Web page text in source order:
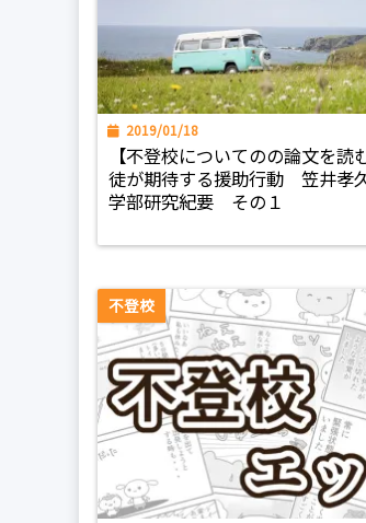
2019/01/18
【不登校についてのの論文を読
徒が期待する援助行動 笠井孝
学部研究紀要 その１
不登校